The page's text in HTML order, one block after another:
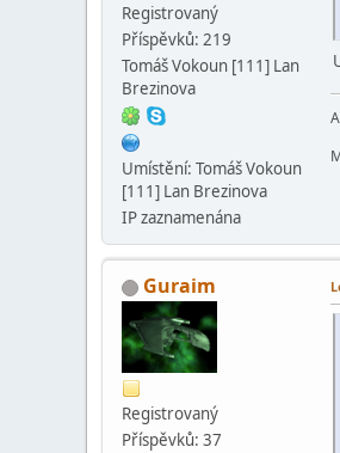
Registrovaný
Příspěvků: 219
Tomáš Vokoun [111] Lan
Brezinova
Umístění: Tomáš Vokoun
[111] Lan Brezinova
IP zaznamenána
Guraim
Registrovaný
Příspěvků: 37